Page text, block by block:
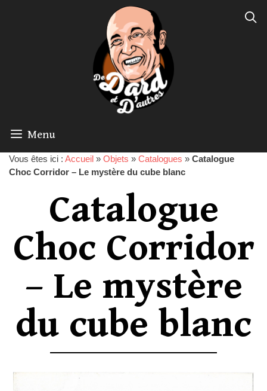
Menu
Vous êtes ici : Accueil » Objets » Catalogues » Catalogue
Choc Corridor – Le mystère du cube blanc
Catalogue
Choc Corridor
– Le mystère
du cube blanc